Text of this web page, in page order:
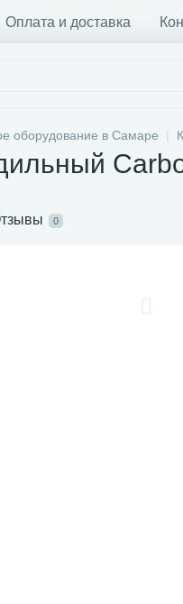
Оплата и доставка
оборудование в Самаре
0